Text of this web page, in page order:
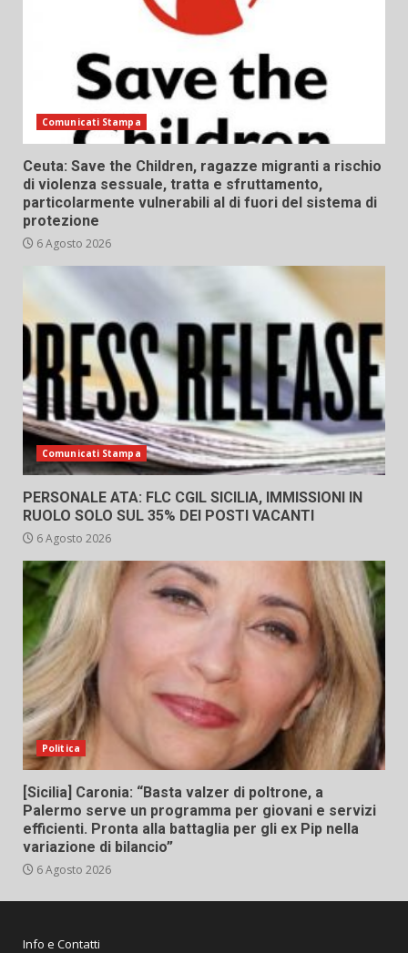
Comunicati Stampa
Ceuta: Save the Children, ragazze migranti a rischio
di violenza sessuale, tratta e sfruttamento,
particolarmente vulnerabili al di fuori del sistema di
protezione
6 Agosto 2026
Comunicati Stampa
PERSONALE ATA: FLC CGIL SICILIA, IMMISSIONI IN
RUOLO SOLO SUL 35% DEI POSTI VACANTI
6 Agosto 2026
Politica
[Sicilia] Caronia: “Basta valzer di poltrone, a
Palermo serve un programma per giovani e servizi
efficienti. Pronta alla battaglia per gli ex Pip nella
variazione di bilancio”
6 Agosto 2026
Info e Contatti